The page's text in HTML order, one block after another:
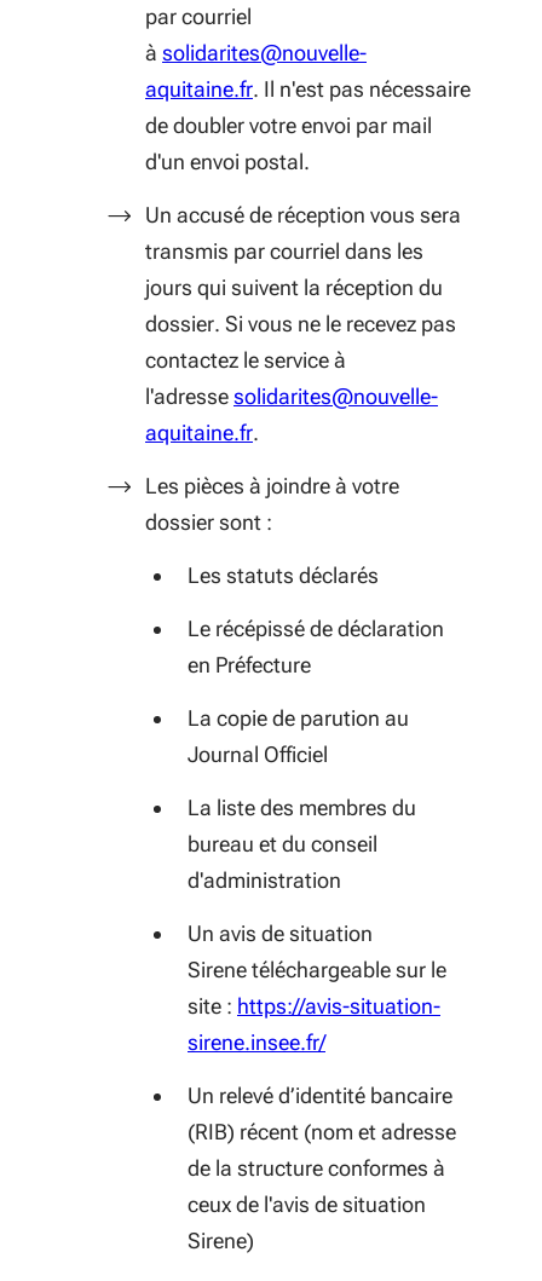
par courriel
à solidarites@nouvelle-
aquitaine.fr. Il n'est pas nécessaire
de doubler votre envoi par mail
d'un envoi postal.
Un accusé de réception vous sera
transmis par courriel dans les
jours qui suivent la réception du
dossier. Si vous ne le recevez pas
contactez le service à
l'adressesolidarites@nouvelle-
aquitaine.fr.
Les pièces à joindre à votre
dossier sont :
Les statuts déclarés
Le récépissé de déclaration
en Préfecture
La copie de parution au
Journal Officiel
La liste des membres du
bureau et du conseil
d'administration
Un avis de situation
Sirene téléchargeable sur le
site : https://avis-situation-
sirene.insee.fr/
Un relevé d’identité bancaire
(RIB) récent (nom et adresse
de la structure conformes à
ceux de l'avis de situation
Sirene)